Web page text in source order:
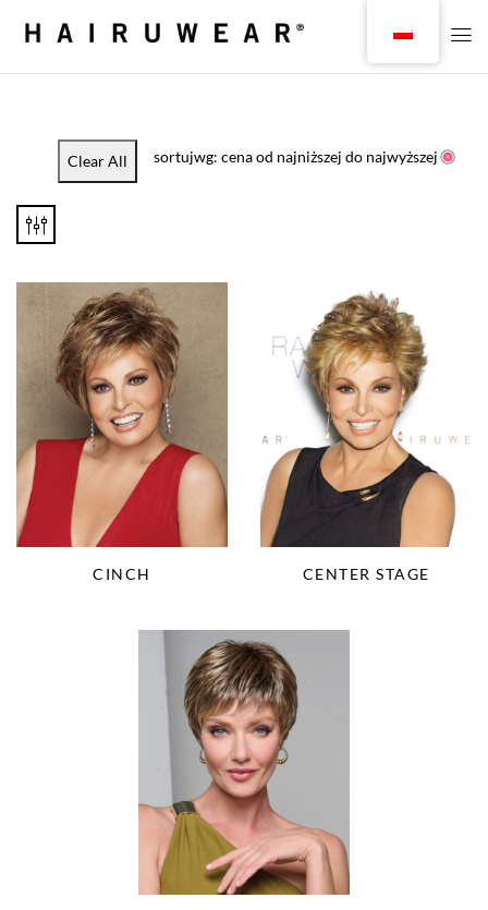
Clear All sortujwg: cena od najniższej do najwyższej
CINCH CENTER STAGE